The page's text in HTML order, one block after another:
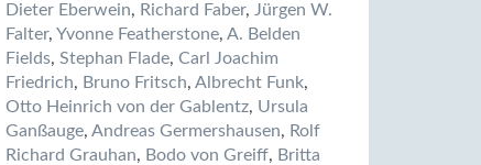
Dieter Eberwein, Richard Faber, Jürgen W.
Falter, Yvonne Featherstone, A. Belden
Fields, Stephan Flade, Carl Joachim
Friedrich, Bruno Fritsch, Albrecht Funk,
Otto Heinrich von der Gablentz, Ursula
Ganßauge, Andreas Germershausen, Rolf
Richard Grauhan, Bodo von Greiff, Britta